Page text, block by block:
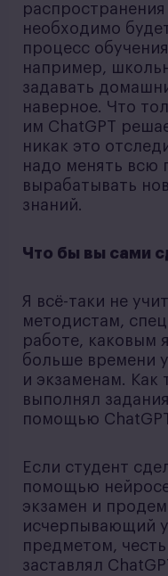
необходимо
процесс
например,
задавать
наверное. Что
им ChatGPT
никак это
надо менять всю
вырабатывать
знаний.
Что бы вы сами
Я всё-таки не
методистам,
работе, каковым
больше времени
и экзаменам. Как
выполнял
помощью
Если студент
помощью
экзамен и
исчерпывающий
предметом,
заставлял